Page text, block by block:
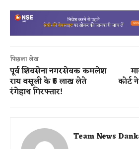
पिछला लेख
पूर्व शिवसेना नगरसेवक कमलेश
राय वसूली के ₹5 लाख लेते
रंगेहाथ गिरफ्तार!
कोर्ट
Team News